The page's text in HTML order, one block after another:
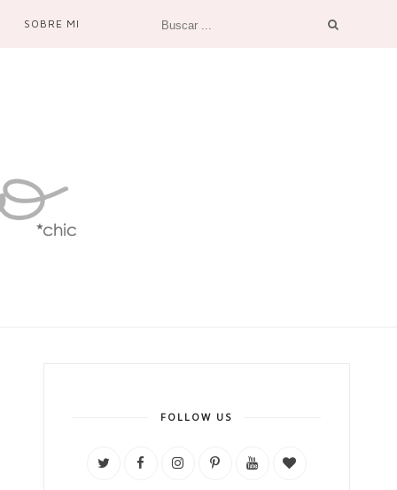
SOBRE MI
FOLLOW US